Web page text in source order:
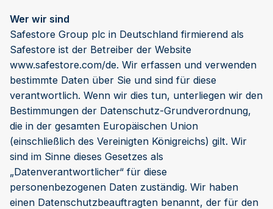
Wer wir sind
Safestore Group plc in Deutschland firmierend als
Safestore ist der Betreiber der Website
www.safestore.com/de. Wir erfassen und verwenden
bestimmte Daten über Sie und sind für diese
verantwortlich. Wenn wir dies tun, unterliegen wir den
Bestimmungen der Datenschutz-Grundverordnung,
die in der gesamten Europäischen Union
(einschließlich des Vereinigten Königreichs) gilt. Wir
sind im Sinne dieses Gesetzes als
„Datenverantwortlicher“ für diese
personenbezogenen Daten zuständig. Wir haben
einen Datenschutzbeauftragten benannt, der für den